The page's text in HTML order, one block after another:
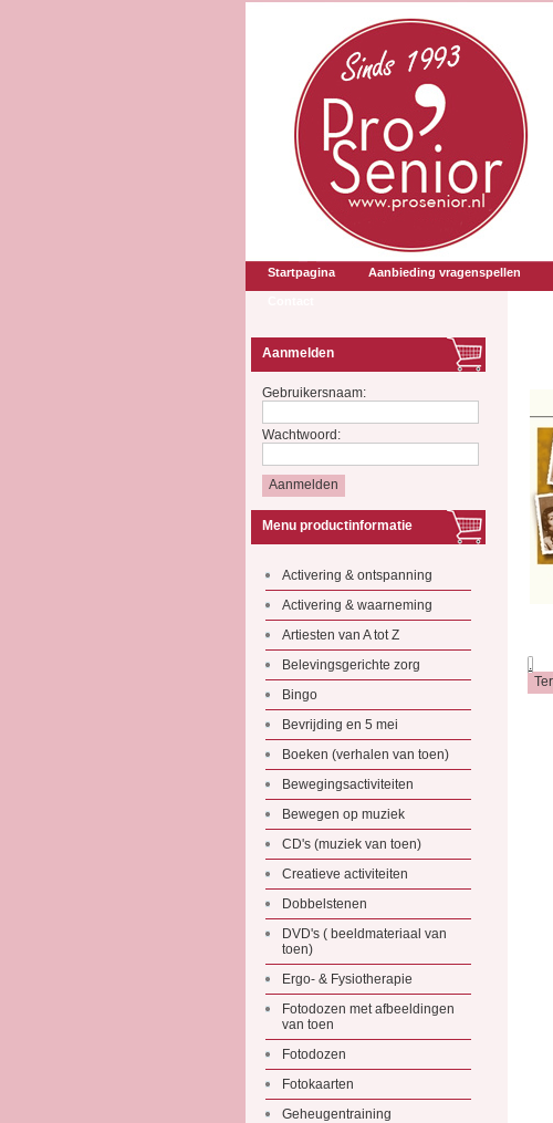
Startpagina Aanbieding vragenspellen
Aanmelden
Gebruikersnaam:
Wachtwoord:
Menu productinformatie
Activering & ontspanning
Activering & waarneming
Artiesten van A tot Z
Belevingsgerichte zorg
Bingo
Bevrijding en 5 mei
Boeken (verhalen van toen)
Bewegingsactiviteiten
Bewegen op muziek
CD's (muziek van toen)
Creatieve activiteiten
Dobbelstenen
DVD's ( beeldmateriaal van
toen)
Ergo- & Fysiotherapie
Fotodozen met afbeeldingen
van toen
Fotodozen
Fotokaarten
Geheugentraining
.